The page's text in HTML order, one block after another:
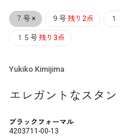
７号 × ９号 残り2点 １
１５号 残り3点
Yukiko Kimijima
エレガントなスタ
ブラックフォーマル
4203711-00-13